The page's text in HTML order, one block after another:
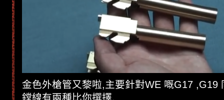
金色外槍管又黎啦,主要針對WE 嘅G17 ,G19
鏜線有兩種比你撰擇.